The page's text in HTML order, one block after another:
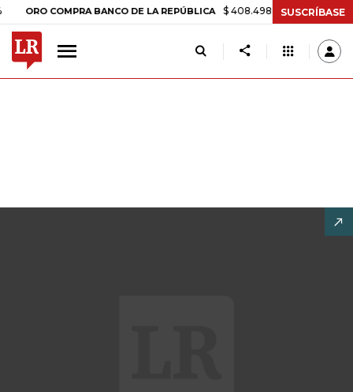
COMPRA BANCO DE LA REPÚBLICA $ 408.498,97 +$ 8.753,81 +2,19%
SUSCRÍBASE